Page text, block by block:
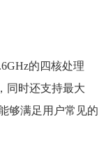
的四核处理
同时还支持最大
够满足用户常见的